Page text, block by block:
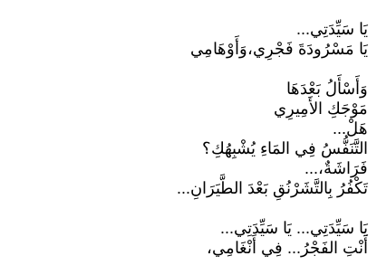
يَا سَيِّدَتِي...
يَا مَسْرُودَةَ فَجْرِي،وَأَوْهَامِي
وَأَسْأَلُ بَعْدَهَا
مَوْجَكِ الأَمِيرِي
هَلْ...
التَّنَفُّسُ فِي المَاءِ يُشْبِهُكِ؟
فَرَاشَةٌ،...
تَكْفُرُ بِالتَّشَرْنُقِ بَعْدَ الطَّيَرَانِ...
يَا سَيِّدَتِي... يَا سَيِّدَتِي...
أَنْتِ الفَجْرُ... فِي أَنْغَامِي،